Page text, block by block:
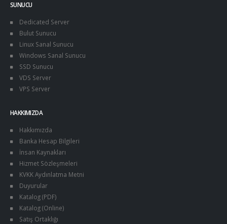
SUNUCU
Dedicated Server
Bulut Sunucu
Linux Sanal Sunucu
Windows Sanal Sunucu
SSD Sunucu
VDS Server
VPS Server
HAKKIMIZDA
Hakkımızda
Banka Hesap Bilgileri
İnsan Kaynakları
Hizmet Sözleşmeleri
KVKK Aydınlatma Metni
Duyurular
Katalog (PDF)
Katalog (Online)
Satış Ortaklığı